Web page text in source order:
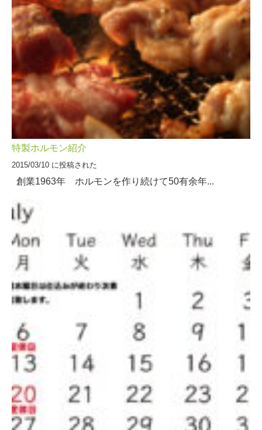
特製ホルモン紹介
2015/03/10 に投稿された
創業1963年 ホルモンを作り続けて50有余年...